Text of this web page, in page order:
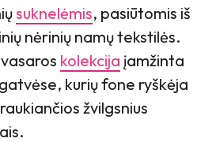
suknelėmis, pasiūtomis iš
nėrinių namų tekstilės.
kolekcija įamžinta
kurių fone ryškėja
žvilgsnius